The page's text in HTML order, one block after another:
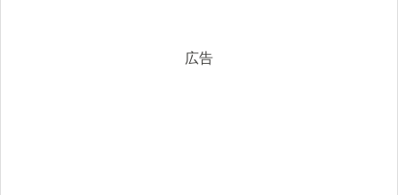
広告